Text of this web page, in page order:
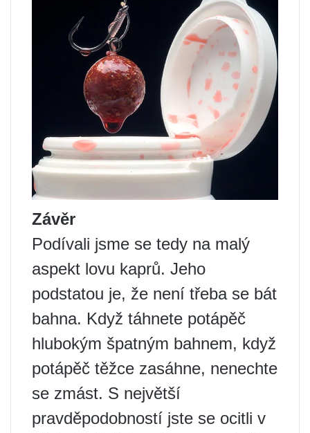
Závěr
Podívali jsme se tedy na malý
aspekt lovu kaprů. Jeho
podstatou je, že není třeba se bát
bahna. Když táhnete potápěč
hlubokým špatným bahnem, když
potápěč těžce zasáhne, nenechte
se zmást. S největší
pravděpodobností jste se ocitli v